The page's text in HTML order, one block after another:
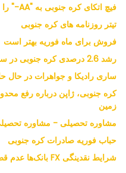
فیچ اتکای کره جنوبی به "AA-" را بدون تغییر نگه می دارد.
تیتر روزنامه های کره جنوبی
فروش برای ماه فوریه بهتر است
رشد 2.6 درصدی کره جنوبی در سال 2022 بدون تغییر
ساری رادیکا و جواهرات در حال
کره جنوبی، ژاپن درباره رفع
زمین
مشاوره تحصیلی - مشاوره
حباب فوریه صادرات کره جنوبی
شرایط نقدینگی FX بانک‌ها عدم قطعیت‌های خوب: